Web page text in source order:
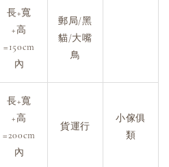
長+寬
+高
=150cm
內
郵局/黑
貓/大嘴
鳥
長+寬
+高
=200cm
內
貨運行
小傢俱
類